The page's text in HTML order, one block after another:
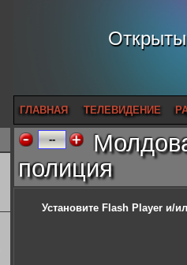
ГЛАВНАЯ ТЕЛЕВИДЕНИЕ
--
полиция
Установите Flash Player и/